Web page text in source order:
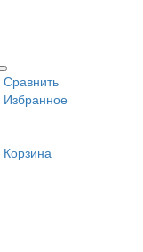
Сравнить
Избранное
Корзина